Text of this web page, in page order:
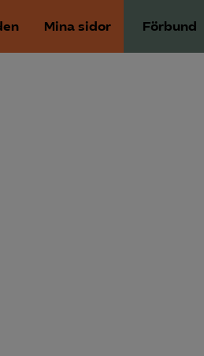
Mina sidor Förbund